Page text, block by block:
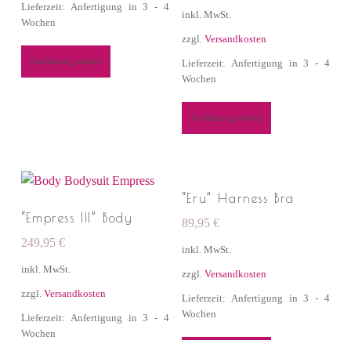
Lieferzeit: Anfertigung in 3 - 4
Wochen
Ausführung wählen
inkl. MwSt.
zzgl. Versandkosten
Lieferzeit: Anfertigung in 3 - 4
Wochen
Ausführung wählen
“Empress III” Body
249,95 €
inkl. MwSt.
zzgl. Versandkosten
Lieferzeit: Anfertigung in 3 - 4
Wochen
“Eru” Harness Bra
89,95 €
inkl. MwSt.
zzgl. Versandkosten
Lieferzeit: Anfertigung in 3 - 4
Wochen